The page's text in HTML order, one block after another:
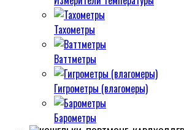
Тахометры
Ваттметры
Гигрометры (влагомеры)
Барометры